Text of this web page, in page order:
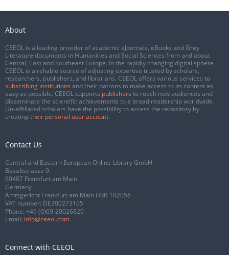
About
CEEOL is a leading provider of academic eJournals, eBooks and Grey
Literature documents in Humanities and Social Sciences from and about
Central, East and Southeast Europe. In the rapidly changing digital sphere
CEEOL is a reliable source of adjusting expertise trusted by scholars,
researchers, publishers, and librarians. CEEOL offers various services to
subscribing institutions and their patrons to make access to its content as
easy as possible. CEEOL supports publishers to reach new audiences and
disseminate the scientific achievements to a broad readership worldwide.
Un-affiliated scholars have the possibility to access the repository by
creating their personal user account.
Contact Us
Central and Eastern European Online Library GmbH
Basaltstrasse 9
60487 Frankfurt am Main
Germany
Amtsgericht Frankfurt am Main HRB 102056
VAT number: DE300273105
Phone: +49 (0)69-20026820
Email: info@ceeol.com
Connect with CEEOL